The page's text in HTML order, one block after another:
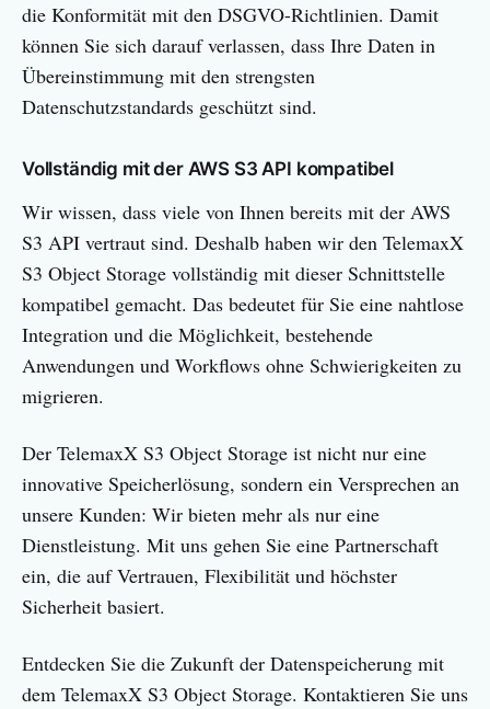
die Konformität mit den DSGVO-Richtlinien. Damit
können Sie sich darauf verlassen, dass Ihre Daten in
Übereinstimmung mit den strengsten
Datenschutzstandards geschützt sind.
Vollständig mit der AWS S3 API kompatibel
Wir wissen, dass viele von Ihnen bereits mit der AWS
S3 API vertraut sind. Deshalb haben wir den TelemaxX
S3 Object Storage vollständig mit dieser Schnittstelle
kompatibel gemacht. Das bedeutet für Sie eine nahtlose
Integration und die Möglichkeit, bestehende
Anwendungen und Workflows ohne Schwierigkeiten zu
migrieren.
Der TelemaxX S3 Object Storage ist nicht nur eine
innovative Speicherlösung, sondern ein Versprechen an
unsere Kunden: Wir bieten mehr als nur eine
Dienstleistung. Mit uns gehen Sie eine Partnerschaft
ein, die auf Vertrauen, Flexibilität und höchster
Sicherheit basiert.
Entdecken Sie die Zukunft der Datenspeicherung mit
dem TelemaxX S3 Object Storage. Kontaktieren Sie uns